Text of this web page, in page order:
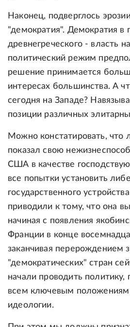
Наконец, подверглось
"демократия". Демократия в
древнегреческого - власть
политический режим
решение принимается
интересах большинства. А
сегодня на Западе?
позиции различных
Можно констатировать, что
показал свою
США в качестве
все попытки установить
государственного
приводили к тому, что она
начиная с появления
Франции в конце
заканчивая перерождением
"демократических" стран
начали проводить
всем ключевым положениям
идеологии.